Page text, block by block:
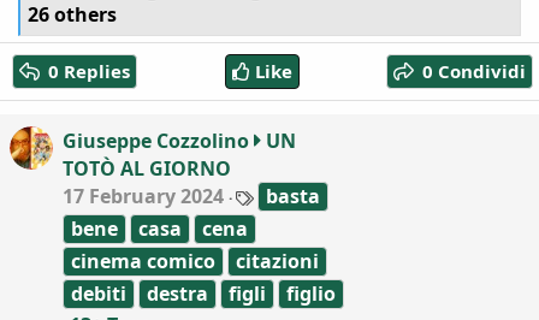
e
c
t
i
n
s
:
26 others
0 Replies Like 0 Condividi
Giuseppe Cozzolino
UN
TOTÒ AL GIORNO
17 February 2024
T
a
s
basta
bene
casa
cena
cinema comico
citazioni
debiti
destra figli
figlio